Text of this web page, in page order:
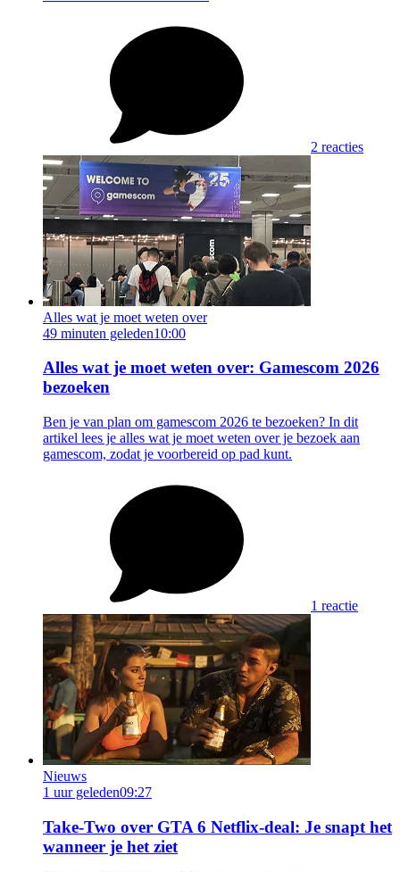
2 reacties
Alles wat je moet weten over
49 minuten geleden10:00
Alles wat je moet weten over: Gamescom 2026
bezoeken
Ben je van plan om gamescom 2026 te bezoeken? In dit
artikel lees je alles wat je moet weten over je bezoek aan
gamescom, zodat je voorbereid op pad kunt.
1 reactie
Nieuws
1 uur geleden09:27
Take-Two over GTA 6 Netflix-deal: Je snapt het
wanneer je het ziet